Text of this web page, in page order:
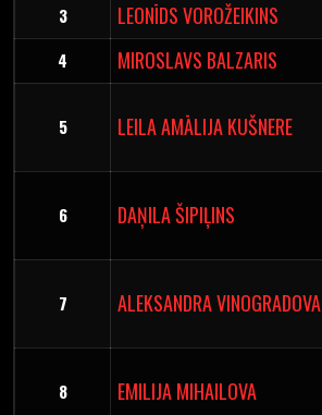
3 LEONĪDS VOROŽEIKINS
4 MIROSLAVS BALZARIS
5 LEILA AMĀLIJA KUŠNERE
6 DAŅILA ŠIPIĻINS
7 ALEKSANDRA VINOGRADOVA
8 EMILIJA MIHAILOVA